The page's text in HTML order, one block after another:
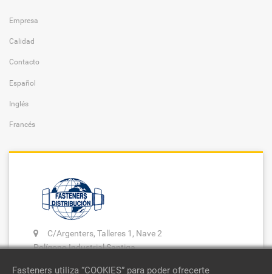
Empresa
Calidad
Contacto
Español
Inglés
Francés
C/Argenters, Talleres 1, Nave 2
Polígono Industrial Santiga
Fasteners utiliza “COOKIES” para poder ofrecerte